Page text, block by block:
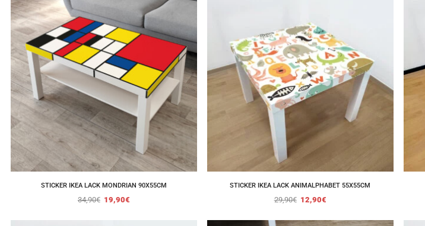
STICKER IKEA LACK MONDRIAN 90X55CM
34,90€ 19,90€
STICKER IKEA LACK ANIMALPHABET 55X55CM
29,90€ 12,90€